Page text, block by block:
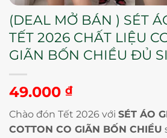
(DEAL MỞ BÁN ) SÉT
TẾT 2026 CHẤT LIỆU
GIÃN BỐN CHIỀU ĐỦ
49.000 ₫
Chào đón Tết 2026 với SÉT ÁO
COTTON CO GIÃN BỐN CHIỀU